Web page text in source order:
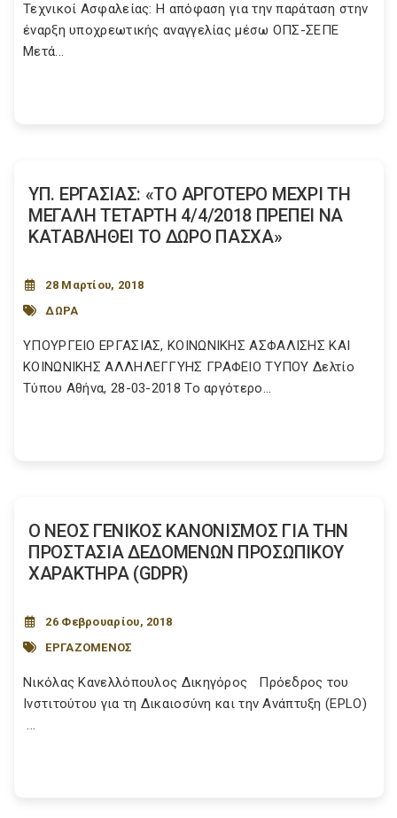
Τεχνικοί Ασφαλείας: Η απόφαση για την παράταση στην
έναρξη υποχρεωτικής αναγγελίας μέσω ΟΠΣ-ΣΕΠΕ
Μετά...
ΥΠ. ΕΡΓΑΣΙΑΣ: «ΤΟ ΑΡΓΟΤΕΡΟ ΜΕΧΡΙ ΤΗ
ΜΕΓΑΛΗ ΤΕΤΑΡΤΗ 4/4/2018 ΠΡΕΠΕΙ ΝΑ
ΚΑΤΑΒΛΗΘΕΙ ΤΟ ΔΩΡΟ ΠΑΣΧΑ»
28 Μαρτίου, 2018
ΔΩΡΑ
ΥΠΟΥΡΓΕΙΟ EΡΓΑΣΙΑΣ, ΚΟΙΝΩΝΙΚΗΣ ΑΣΦΑΛΙΣΗΣ ΚΑΙ
ΚΟΙΝΩΝΙΚΗΣ ΑΛΛΗΛΕΓΓΥΗΣ ΓΡΑΦΕΙΟ ΤΥΠΟΥ Δελτίο
Τύπου Αθήνα, 28-03-2018 Το αργότερο...
Ο ΝΕΟΣ ΓΕΝΙΚΟΣ ΚΑΝΟΝΙΣΜΟΣ ΓΙΑ ΤΗΝ
ΠΡΟΣΤΑΣΙΑ ΔΕΔΟΜΕΝΩΝ ΠΡΟΣΩΠΙΚΟΥ
ΧΑΡΑΚΤΗΡΑ (GDPR)
26 Φεβρουαρίου, 2018
ΕΡΓΑΖΟΜΕΝΟΣ
Νικόλας Κανελλόπουλος Δικηγόρος Πρόεδρος του
Ινστιτούτου για τη Δικαιοσύνη και την Ανάπτυξη (EPLO)
...